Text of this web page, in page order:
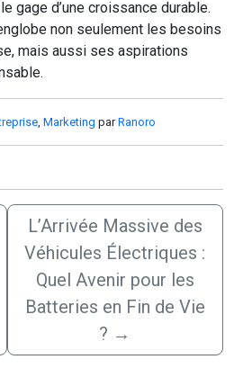
gage d’une croissance durable.
non seulement les besoins
mais aussi ses aspirations
Marketing parRanoro
L’Arrivée Massive des
Véhicules Électriques :
Quel Avenir pour les
Batteries en Fin de Vie
? →